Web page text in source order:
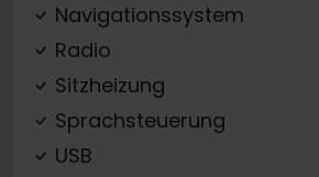
Navigationssystem
Radio
Sitzheizung
Sprachsteuerung
USB